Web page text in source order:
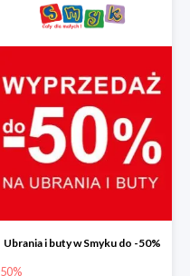
Ubrania i buty w Smyku do -50%
50%